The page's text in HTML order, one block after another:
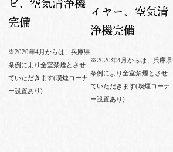
ビ、空気清浄機
完備
※2020年4月からは、兵庫県
条例により全室禁煙とさせ
ていただきます(喫煙コーナ
ー設置あり)
イヤー、空気清
浄機完備
※2020年4月からは、兵庫県
条例により全室禁煙とさせ
ていただきます(喫煙コーナ
ー設置あり)